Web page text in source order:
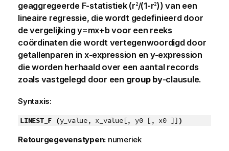
geaggregeerde F-statistiek (r 2/(1-r2)) van een
lineaire regressie, die wordt gedefinieerd door
de vergelijkingy=mx+bvoor een reeks
coördinaten die wordt vertegenwoordigd door
getallenparen in x-expression en y-expression
die worden herhaald over een aantal records
zoals vastgelegd door een group by-clausule.
Syntaxis:
LINEST_F (y_value, x_value[, y0 [, x0 ]] )
Retourgegevenstypen: numeriek